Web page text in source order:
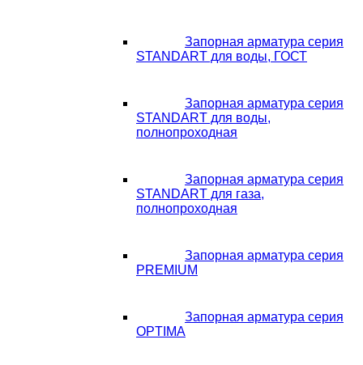
Запорная арматура серия
STANDART для воды, ГОСТ
Запорная арматура серия
STANDART для воды,
полнопроходная
Запорная арматура серия
STANDART для газа,
полнопроходная
Запорная арматура серия
PREMIUM
Запорная арматура серия
OPTIMA